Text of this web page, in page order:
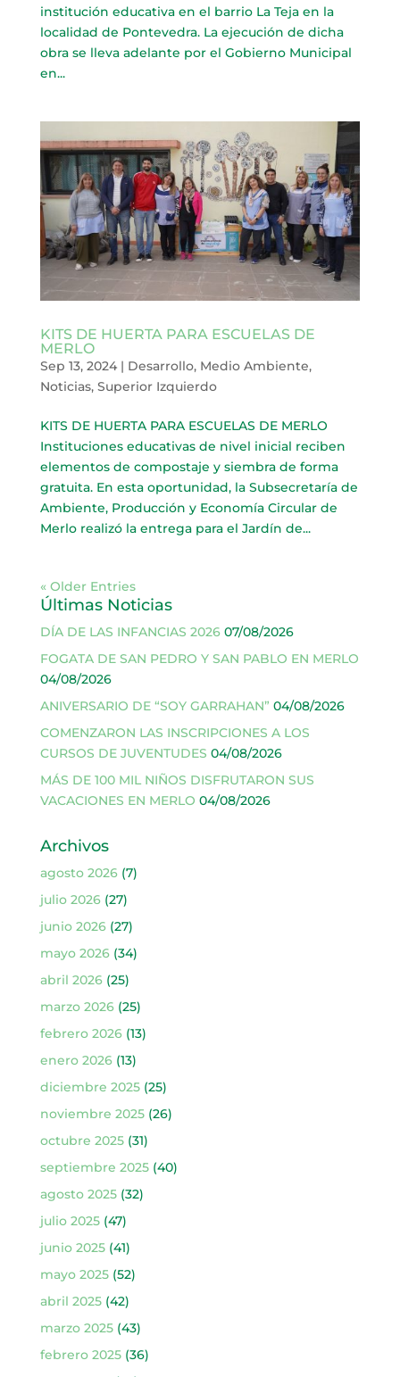
institución educativa en el barrio La Teja en la
localidad de Pontevedra. La ejecución de dicha
obra se lleva adelante por el Gobierno Municipal
en...
KITS DE HUERTA PARA ESCUELAS DE
MERLO
Sep 13, 2024| Desarrollo, Medio Ambiente,
Noticias, Superior Izquierdo
KITS DE HUERTA PARA ESCUELAS DE MERLO
Instituciones educativas de nivel inicial reciben
elementos de compostaje y siembra de forma
gratuita. En esta oportunidad, la Subsecretaría de
Ambiente, Producción y Economía Circular de
Merlo realizó la entrega para el Jardín de...
« Older Entries
Últimas Noticias
DÍA DE LAS INFANCIAS 2026 07/08/2026
FOGATA DE SAN PEDRO Y SAN PABLO EN MERLO
04/08/2026
ANIVERSARIO DE “SOY GARRAHAN” 04/08/2026
COMENZARON LAS INSCRIPCIONES A LOS
CURSOS DE JUVENTUDES 04/08/2026
MÁS DE 100 MIL NIÑOS DISFRUTARON SUS
VACACIONES EN MERLO 04/08/2026
Archivos
agosto 2026(7)
julio 2026(27)
junio 2026(27)
mayo 2026(34)
abril 2026(25)
marzo 2026(25)
febrero 2026(13)
enero 2026(13)
diciembre 2025(25)
noviembre 2025(26)
octubre 2025(31)
septiembre 2025(40)
agosto 2025(32)
julio 2025(47)
junio 2025(41)
mayo 2025(52)
abril 2025(42)
marzo 2025(43)
febrero 2025(36)